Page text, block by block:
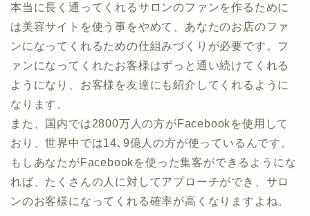
本当に長く通ってくれるサロンのファンを作るために
は美容サイトを使う事をやめて、あなたのお店のファ
ンになってくれるための仕組みづくりが必要です。フ
ァンになってくれたお客様はずっと通い続けてくれる
ようになり、お客様を友達にも紹介してくれるように
なります。
また、国内では2800万人の方がFacebookを使用して
おり、世界中では14､9億人の方が使っているんです。
もしあなたがFacebookを使った集客ができるようにな
れば、たくさんの人に対してアプローチができ、サロ
ンのお客様になってくれる確率が高くなりますよね。